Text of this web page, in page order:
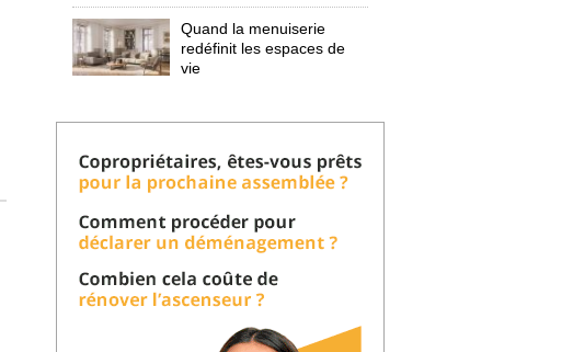
Quand la menuiserie
redéfinit les espaces de
vie